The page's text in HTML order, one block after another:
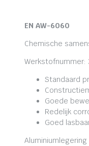
EN AW-6060
Chemische
Werkstofnummer:
Standaard
Goede
Redelijk
Goed